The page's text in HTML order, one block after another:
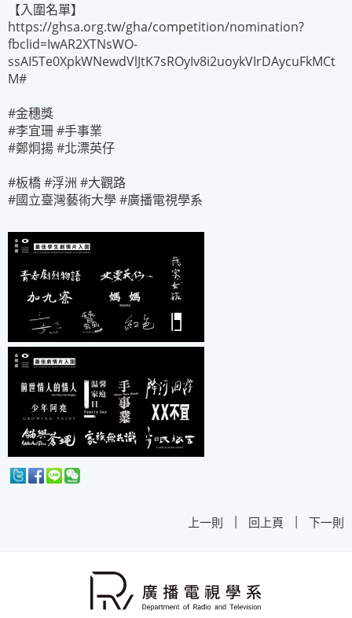
【入圍名單】
https://ghsa.org.tw/gha/competition/nomination?
fbclid=IwAR2XTNsWO-
ssAI5Te0XpkWNewdVlJtK7sROyIv8i2uoykVIrDAycuFkMCt
M#
#金穗獎
#李宜珊 #手事業
#鄭炯揚 #北漂英仔
#板橋 #浮洲 #大觀路
#國立臺灣藝術大學 #廣播電視學系
上一則 | 回上頁 | 下一則